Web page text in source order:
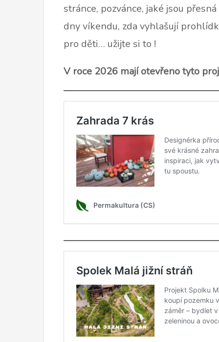
stránce, pozvánce, jaké jsou
dny víkendu, zda vyhlašují
pro děti… užijte si to !
V roce 2026 mají otevřeno tyto